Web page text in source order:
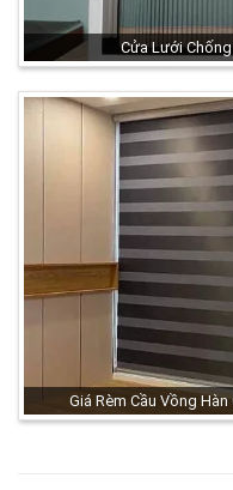
Cửa Lưới
Giá Rèm Cầu Vồng